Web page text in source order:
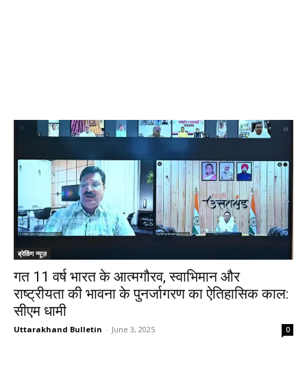
ब्रेकिंग न्यूज़
गत 11 वर्ष भारत के आत्मगौरव, स्वाभिमान और
राष्ट्रीयता की भावना के पुनर्जागरण का ऐतिहासिक काल:
सीएम धामी
Uttarakhand Bulletin - June 3, 2025 0